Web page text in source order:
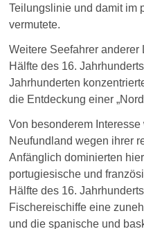
Teilungslinie und damit im
vermutete.
Weitere Seefahrer anderer
Hälfte des 16.
Jahrhunderten
die Entdeckung einer
Von besonderem
Neufundland wegen ihrer
Anfänglich dominierten
portugiesische und
Hälfte des 16.
Fischereischiffe eine
und die spanische und